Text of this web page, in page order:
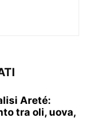
Areté:
tra oli, uova,